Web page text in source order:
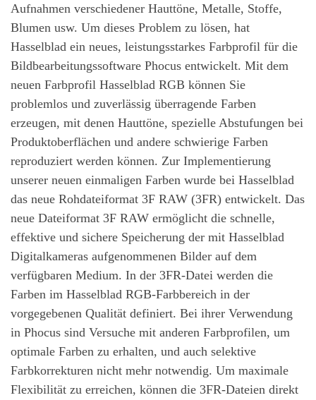
Aufnahmen verschiedener Hauttöne, Metalle, Stoffe,
Blumen usw. Um dieses Problem zu lösen, hat
Hasselblad ein neues, leistungsstarkes Farbprofil für die
Bildbearbeitungssoftware Phocus entwickelt. Mit dem
neuen Farbprofil Hasselblad RGB können Sie
problemlos und zuverlässig überragende Farben
erzeugen, mit denen Hauttöne, spezielle Abstufungen bei
Produktoberflächen und andere schwierige Farben
reproduziert werden können. Zur Implementierung
unserer neuen einmaligen Farben wurde bei Hasselblad
das neue Rohdateiformat 3F RAW (3FR) entwickelt. Das
neue Dateiformat 3F RAW ermöglicht die schnelle,
effektive und sichere Speicherung der mit Hasselblad
Digitalkameras aufgenommenen Bilder auf dem
verfügbaren Medium. In der 3FR-Datei werden die
Farben im Hasselblad RGB-Farbbereich in der
vorgegebenen Qualität definiert. Bei ihrer Verwendung
in Phocus sind Versuche mit anderen Farbprofilen, um
optimale Farben zu erhalten, und auch selektive
Farbkorrekturen nicht mehr notwendig. Um maximale
Flexibilität zu erreichen, können die 3FR-Dateien direkt